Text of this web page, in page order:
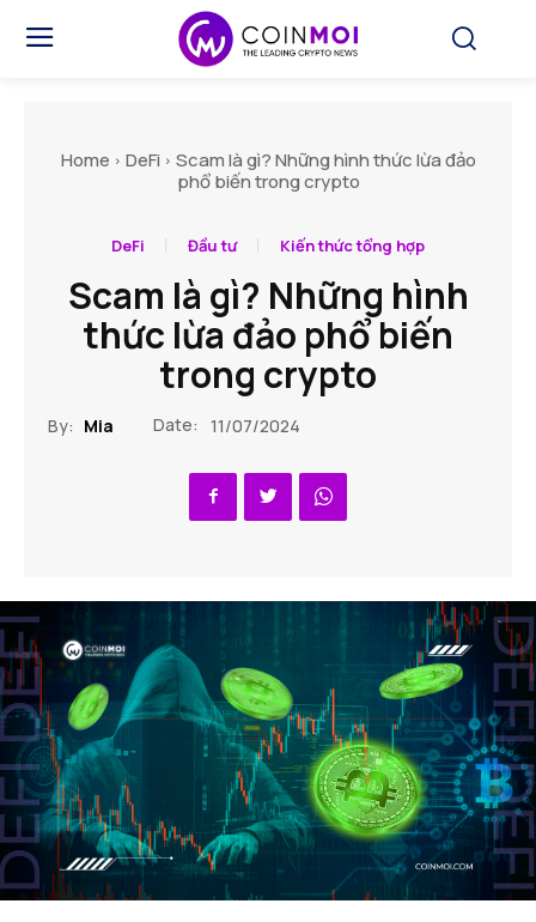
Home DeFi
Scam là gì? Những hình thức lừa đảo
phổ biến trong crypto
DeFi Đầu tư Kiến thức tổng hợp
Scam là gì? Những hình
thức lừa đảo phổ biến
trong crypto
By: Mia Date: 11/07/2024